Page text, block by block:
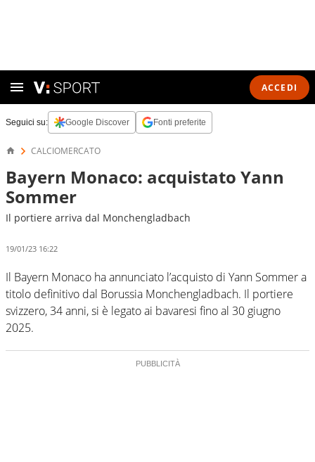
ACCEDI
Seguici su: Google Discover Fonti preferite
CALCIOMERCATO
Bayern Monaco: acquistato Yann
Sommer
Il portiere arriva dal Monchengladbach
19/01/23 16:22
Il Bayern Monaco ha annunciato l’acquisto di Yann Sommer a
titolo definitivo dal Borussia Monchengladbach. Il portiere
svizzero, 34 anni, si è legato ai bavaresi fino al 30 giugno
2025.